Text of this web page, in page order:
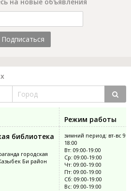
на новые объявления
Подписаться
Режим работы
библиотека
городская
Би район
зимний период: вт-вс
18:00
Вт: 09:00-19:00
Ср: 09:00-19:00
Чт: 09:00-19:00
Пт: 09:00-19:00
Сб: 09:00-19:00
Вс: 09:00-19:00